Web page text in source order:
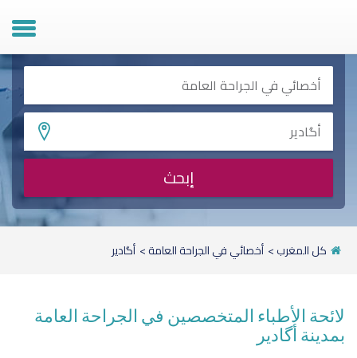
المريض
الطبيب
؟
إبحث
كل المغرب> أخصائي في الجراحة العامة> أگادير
لائحة الأطباء المتخصصين في الجراحة العامة
بمدينة أگادير